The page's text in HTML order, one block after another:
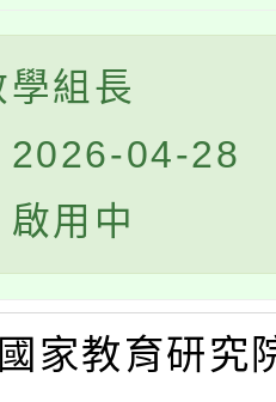
組長
2026-04-28
用中
家教育研究